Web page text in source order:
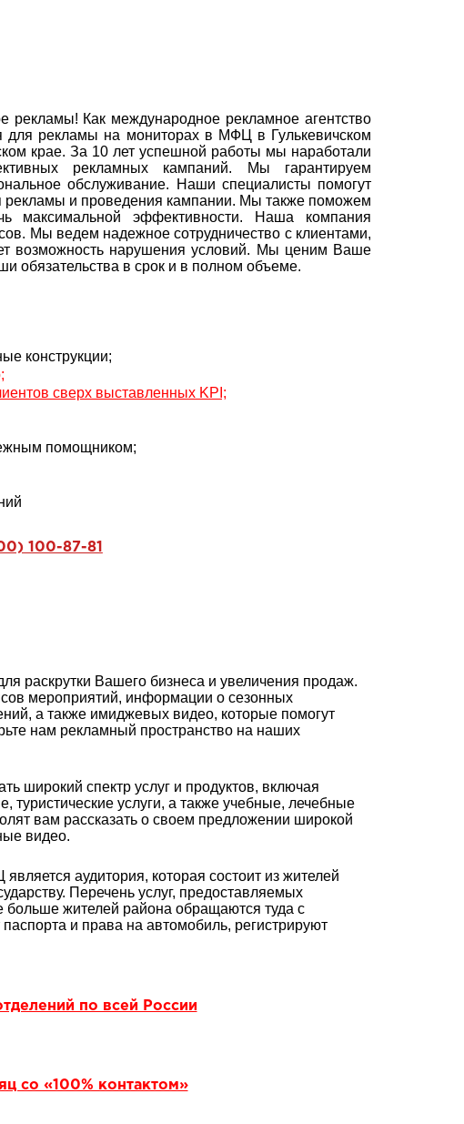
Как международное рекламное агентство
рекламы на мониторах в МФЦ в Гулькевичском
крае. За 10 лет успешной работы мы наработали
рекламных кампаний. Мы гарантируем
обслуживание. Наши специалисты помогут
и проведения кампании. Мы также поможем
эффективности. Наша компания
Мы ведем надежное сотрудничество с клиентами,
возможность нарушения условий. Мы ценим Ваше
обязательства в срок и в полном объеме.
конструкции;
сверх выставленных KPI;
помощником;
100-87-81
раскрутки Вашего бизнеса и увеличения продаж.
мероприятий, информации о сезонных
а также имиджевых видео, которые помогут
нам рекламный пространство на наших
спектр услуг и продуктов, включая
туристические услуги, а также учебные, лечебные
вам рассказать о своем предложении широкой
видео.
аудитория, которая состоит из жителей
Перечень услуг, предоставляемых
жителей района обращаются туда с
и права на автомобиль, регистрируют
по всей России
со «100% контактом»